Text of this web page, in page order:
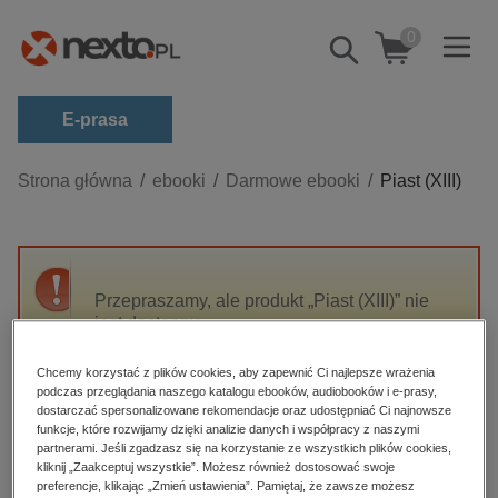
Pokaż/schowaj
wyszukiwarkę
0
E-prasa
Kategorie
biznesowe, branżowe, gospodarka
dzienniki
edukacja
hobby, sport, rozrywka
komputery, internet, technologie, informatyka
Strona główna ebooki Darmowe ebooki Piast (XIII)
Przepraszamy, ale produkt „Piast (XIII)” nie
jest dostępny.
High-contrast mode
Polecane
Chcemy korzystać z plików cookies, aby zapewnić Ci najlepsze wrażenia
podczas przeglądania naszego katalogu ebooków, audiobooków i e-prasy,
dostarczać spersonalizowane rekomendacje oraz udostępniać Ci najnowsze
funkcje, które rozwijamy dzięki analizie danych i współpracy z naszymi
partnerami. Jeśli zgadzasz się na korzystanie ze wszystkich plików cookies,
kliknij „Zaakceptuj wszystkie”. Możesz również dostosować swoje
preferencje, klikając „Zmień ustawienia”. Pamiętaj, że zawsze możesz